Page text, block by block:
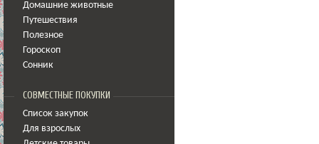
Домашние животные
Путешествия
Полезное
Гороскоп
Сонник
СОВМЕСТНЫЕ ПОКУПКИ
Список закупок
Для взрослых